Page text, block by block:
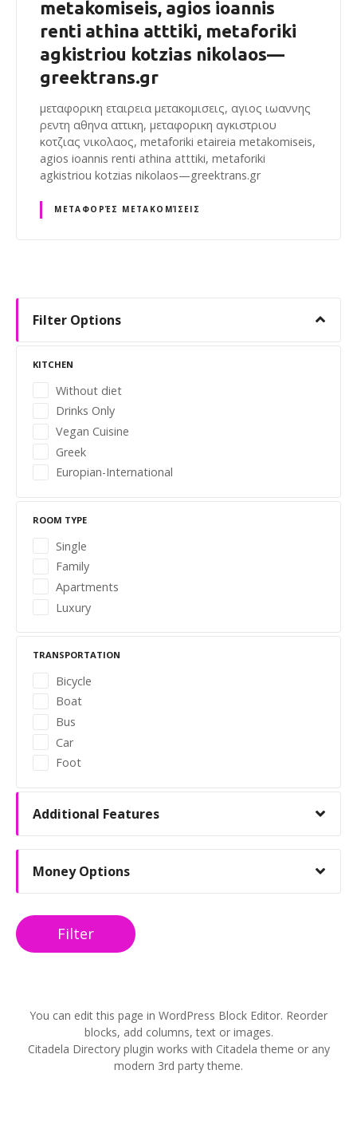
metakomiseis, agios ioannis
renti athina atttiki, metaforiki
agkistriou kotzias nikolaos—
greektrans.gr
μεταφορικη εταιρεια μετακομισεις, αγιος ιωαννης
ρεντη αθηνα αττικη, μεταφορικη αγκιστριου
κοτζιας νικολαος, metaforiki etaireia metakomiseis,
agios ioannis renti athina atttiki, metaforiki
agkistriou kotzias nikolaos—greektrans.gr
ΜΕΤΑΦΟΡΈΣ ΜΕΤΑΚΟΜΊΣΕΙΣ
Filter Options
KITCHEN
Without diet
Drinks Only
Vegan Cuisine
Greek
Europian-International
ROOM TYPE
Single
Family
Apartments
Luxury
TRANSPORTATION
Bicycle
Boat
Bus
Car
Foot
Additional Features
Money Options
Filter
You can edit this page in WordPress Block Editor. Reorder
blocks, add columns, text or images.
Citadela Directory plugin works with Citadela theme or any
modern 3rd party theme.